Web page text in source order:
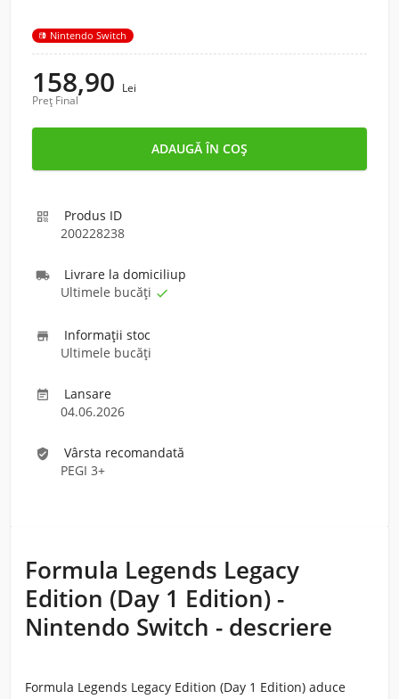
Nintendo Switch
158,90 Lei
Preț Final

Produs ID
200228238
 Livrare la domiciliup
Ultimele bucăți 

Informaţii stoc
Ultimele bucăți

Lansare
04.06.2026
verified_user
Vârsta recomandată
PEGI 3+
Formula Legends Legacy
Edition (Day 1 Edition) -
Nintendo Switch - descriere
Formula Legends Legacy Edition (Day 1 Edition) aduce